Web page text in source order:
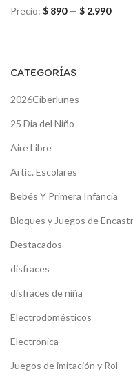
Precio: $ 890— $ 2.990
CATEGORÍAS
2026Ciberlunes
25 Dia del Niño
Aire Libre
Artíc. Escolares
Bebés Y Primera Infancia
Bloques y Juegos de
Destacados
disfraces
disfraces de niña
Electrodomésticos
Electrónica
Juegos de imitación y Rol